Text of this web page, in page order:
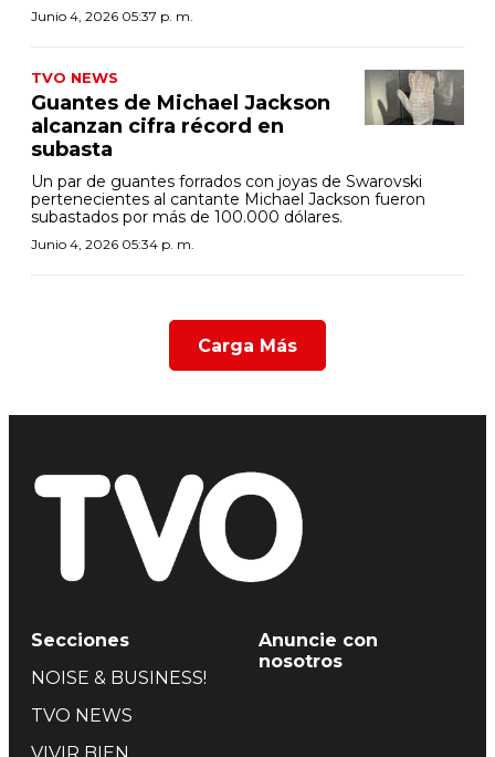
Junio 4, 2026 05:37 p. m.
TVO NEWS
Guantes de Michael Jackson
alcanzan cifra récord en
subasta
Un par de guantes forrados con joyas de Swarovski
pertenecientes al cantante Michael Jackson fueron
subastados por más de 100.000 dólares.
Junio 4, 2026 05:34 p. m.
Carga Más
Secciones
NOISE & BUSINESS!
TVO NEWS
VIVIR BIEN
Anuncie con
nosotros